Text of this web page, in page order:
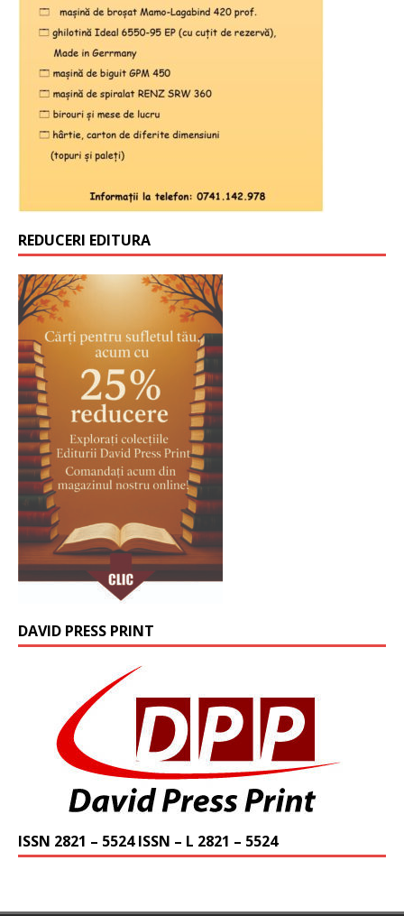
REDUCERI EDITURA
DAVID PRESS PRINT
ISSN 2821 – 5524 ISSN – L 2821 – 5524